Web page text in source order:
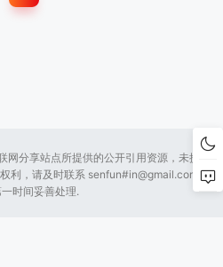
分享站点所提供的公开引用资源，未提供
利，请及时联系 senfun#in@gmail.com 我
时间妥善处理.